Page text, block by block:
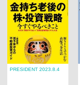
PRESIDENT 2023.8.4